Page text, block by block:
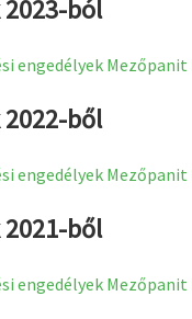
ból
engedélyek
ből
engedélyek
ből
engedélyek